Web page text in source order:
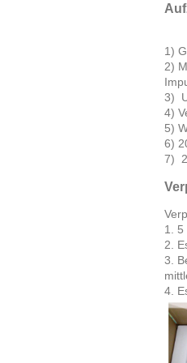
1)
2)
3)
4)
5)
6)
7)
1. 5
2.
3.
4.